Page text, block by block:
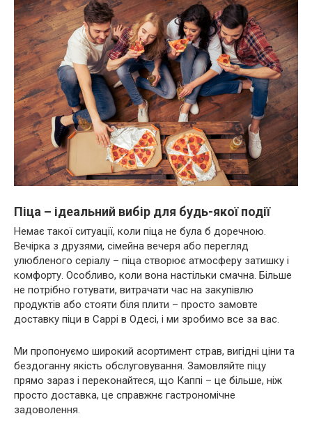
Піца – ідеальний вибір для будь-якої події
Немає такої ситуації, коли піца не була б доречною.
Вечірка з друзями, сімейна вечеря або перегляд
улюбленого серіалу – піца створює атмосферу затишку і
комфорту. Особливо, коли вона настільки смачна. Більше
не потрібно готувати, витрачати час на закупівлю
продуктів або стояти біля плити – просто замовте
доставку піци в Cappi в Одесі, і ми зробимо все за вас.
Ми пропонуємо широкий асортимент страв, вигідні ціни та
бездоганну якість обслуговування. Замовляйте піцу
прямо зараз і переконайтеся, що Каппі – це більше, ніж
просто доставка, це справжнє гастрономічне
задоволення.